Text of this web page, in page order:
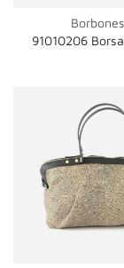
91010206